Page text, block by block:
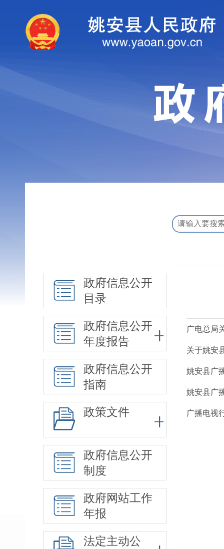
政府信息公开
目录
政府信息公开
年度报告
政府信息公开
指南
政策文件
政府信息公开
制度
政府网站工作
年报
法定主动公
广电总局
关于姚安
姚安县广
姚安县广
广播电视